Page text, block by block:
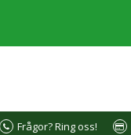
Frågor? Ring oss!